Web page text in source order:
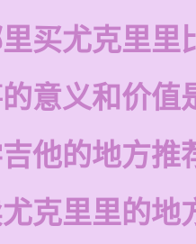
买尤克里里
意义和价值
他的地方推
克里里的地